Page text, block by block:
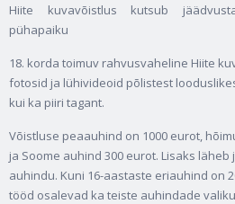
Hiite kuvavõistlus kutsub
pühapaiku
18. korda toimuv rahvusvaheline Hiite
fotosid ja lühivideoid põlistest
kui ka piiri tagant.
Võistluse peaauhind on 1000 eurot,
ja Soome auhind 300 eurot. Lisaks
auhindu. Kuni 16-aastaste eriauhind on
tööd osalevad ka teiste auhindade